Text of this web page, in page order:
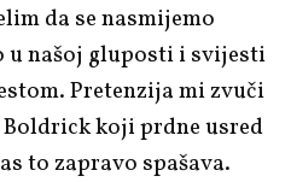
da se nasmijemo
u našoj gluposti i svijesti
Pretenzija mi zvuči
koji prdne usred
to zapravo spašava.